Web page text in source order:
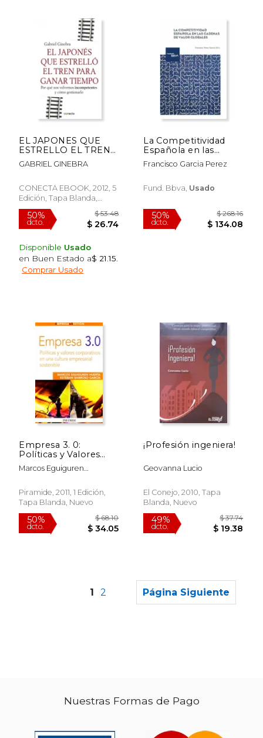
dcto. $ 26.74 dcto.
50%
EL JAPONES QUE
ESTRELLO EL TREN
PARA GANAR
TIEMPO *** CONECTA
GABRIEL GINEBRA
CONECTA EBOOK, 2012, 5
Edición, Tapa Blanda,
Nuevo
Disponible Usado
en Buen Estado a$ 21.15
Comprar Usado
La Competitividad
Española en las
Cadenas de Valor
Globales
Francisco Garcia Perez
Fund. Bbva, Usado
Empresa 3. 0:
Políticas y Valores
Corporativos en una
Cultura Empresarial
Marcos Eguiguren
García
Piramide, 2011, 1 Edición,
Tapa Blanda, Nuevo
¡Profesión ingeniera!
Geovanna Lucio
El Conejo, 2010, Tapa
Blanda, Nuevo
1 2 Página Siguiente
Nuestras Formas de Pago